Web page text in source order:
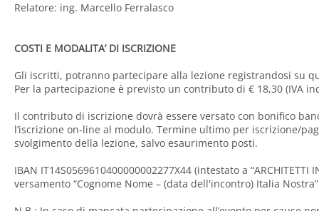
Relatore: ing. Marcello Ferralasco
COSTI E MODALITA’ DI ISCRIZIONE
Gli iscritti, potranno partecipare alla lezione registrandosi su
Per la partecipazione è previsto un contributo di € 18,30 (IVA
Il contributo di iscrizione dovrà essere versato con bonifico
l’iscrizione on-line al modulo. Termine ultimo per iscrizione/
svolgimento della lezione, salvo esaurimento posti.
IBAN IT14S0569610400000002277X44 (intestato a “ARCHITETTI
versamento “Cognome Nome – (data dell'incontro) Italia Nostra”